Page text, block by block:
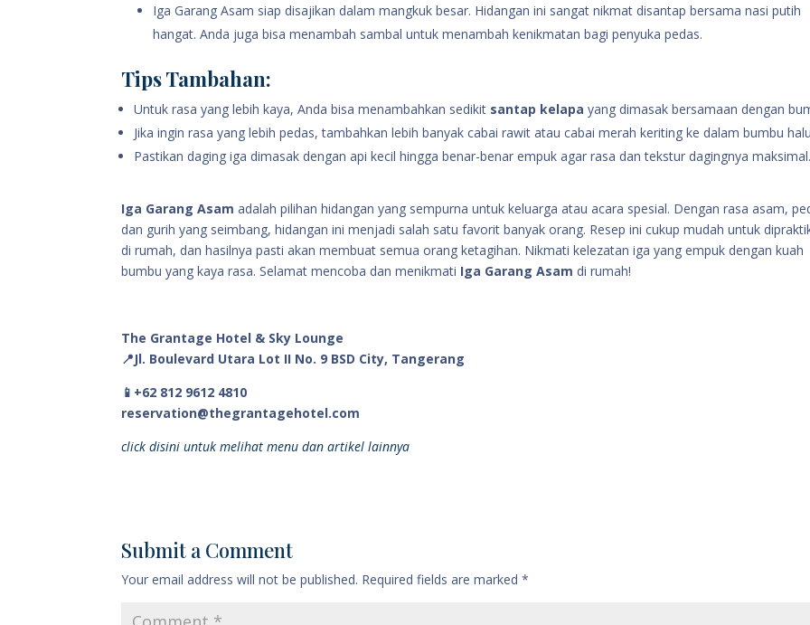
Iga Garang Asam siap disajikan dalam mangkuk besar. Hidangan ini sangat nikmat disantap bersama nasi putih
hangat. Anda juga bisa menambah sambal untuk menambah kenikmatan bagi penyuka pedas.
Tips Tambahan:
Untuk rasa yang lebih kaya, Anda bisa menambahkan sedikit santap kelapa yang dimasak bersamaan dengan
Jika ingin rasa yang lebih pedas, tambahkan lebih banyak cabai rawit atau cabai merah keriting ke dalam bumbu
Pastikan daging iga dimasak dengan api kecil hingga benar-benar empuk agar rasa dan tekstur dagingnya maksimal.
Iga Garang Asam adalah pilihan hidangan yang sempurna untuk keluarga atau acara spesial. Dengan rasa asam,
dan gurih yang seimbang, hidangan ini menjadi salah satu favorit banyak orang. Resep ini cukup mudah untuk
di rumah, dan hasilnya pasti akan membuat semua orang ketagihan. Nikmati kelezatan iga yang empuk dengan kuah
bumbu yang kaya rasa. Selamat mencoba dan menikmati Iga Garang Asam di rumah!
The Grantage Hotel & Sky Lounge
📍Jl. Boulevard Utara Lot II No. 9 BSD City, Tangerang
📱+62 812 9612 4810
reservation@thegrantagehotel.com
click disini untuk melihat menu dan artikel lainnya
Submit a Comment
Your email address will not be published. Required fields are marked*